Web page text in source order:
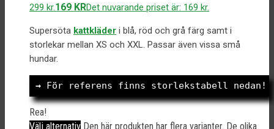
299 kr.169 KRDet nuvarande priset är: 169 kr.
Supersöta kattkläder i blå, röd och grå färg samt i
storlekar mellan XS och XXL. Passar även vissa små
hundar.
→ För referens finns storlekstabell nedan!
Rea!
Välj alternativ Den här produkten har flera varianter. De olika